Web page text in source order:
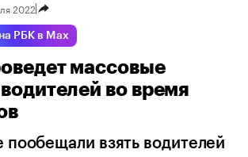
Esteo
Omoda Voyah
2022
РБК в Max
массовые
во время
пообещали взять водителей